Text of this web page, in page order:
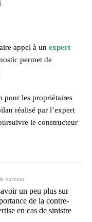
appel à un expert
permet de
pour les propriétaires
réalisé par l’expert
le constructeur
suivant
un peu plus sur
de la contre-
en cas de sinistre